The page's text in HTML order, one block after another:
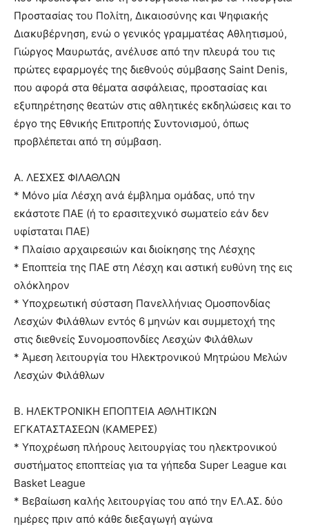
Προστασίας του Πολίτη, Δικαιοσύνης και Ψηφιακής
Διακυβέρνηση, ενώ ο γενικός γραμματέας Αθλητισμού,
Γιώργος Μαυρωτάς, ανέλυσε από την πλευρά του τις
πρώτες εφαρμογές της διεθνούς σύμβασης Saint Denis,
που αφορά στα θέματα ασφάλειας, προστασίας και
εξυπηρέτησης θεατών στις αθλητικές εκδηλώσεις και το
έργο της Εθνικής Επιτροπής Συντονισμού, όπως
προβλέπεται από τη σύμβαση.
Α. ΛΕΣΧΕΣ ΦΙΛΑΘΛΩΝ
* Μόνο μία Λέσχη ανά έμβλημα ομάδας, υπό την
εκάστοτε ΠΑΕ (ή το ερασιτεχνικό σωματείο εάν δεν
υφίσταται ΠΑΕ)
* Πλαίσιο αρχαιρεσιών και διοίκησης της Λέσχης
* Εποπτεία της ΠΑΕ στη Λέσχη και αστική ευθύνη της εις
ολόκληρον
* Υποχρεωτική σύσταση Πανελλήνιας Ομοσπονδίας
Λεσχών Φιλάθλων εντός 6 μηνών και συμμετοχή της
στις διεθνείς Συνομοσπονδίες Λεσχών Φιλάθλων
* Άμεση λειτουργία του Ηλεκτρονικού Μητρώου Μελών
Λεσχών Φιλάθλων
Β. ΗΛΕΚΤΡΟΝΙΚΗ ΕΠΟΠΤΕΙΑ ΑΘΛΗΤΙΚΩΝ
ΕΓΚΑΤΑΣΤΑΣΕΩΝ (ΚΑΜΕΡΕΣ)
* Υποχρέωση πλήρους λειτουργίας του ηλεκτρονικού
συστήματος εποπτείας για τα γήπεδα Super League και
Basket League
* Βεβαίωση καλής λειτουργίας του από την ΕΛ.ΑΣ. δύο
ημέρες πριν από κάθε διεξαγωγή αγώνα